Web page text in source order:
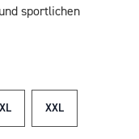
sportlichen
XL XXL